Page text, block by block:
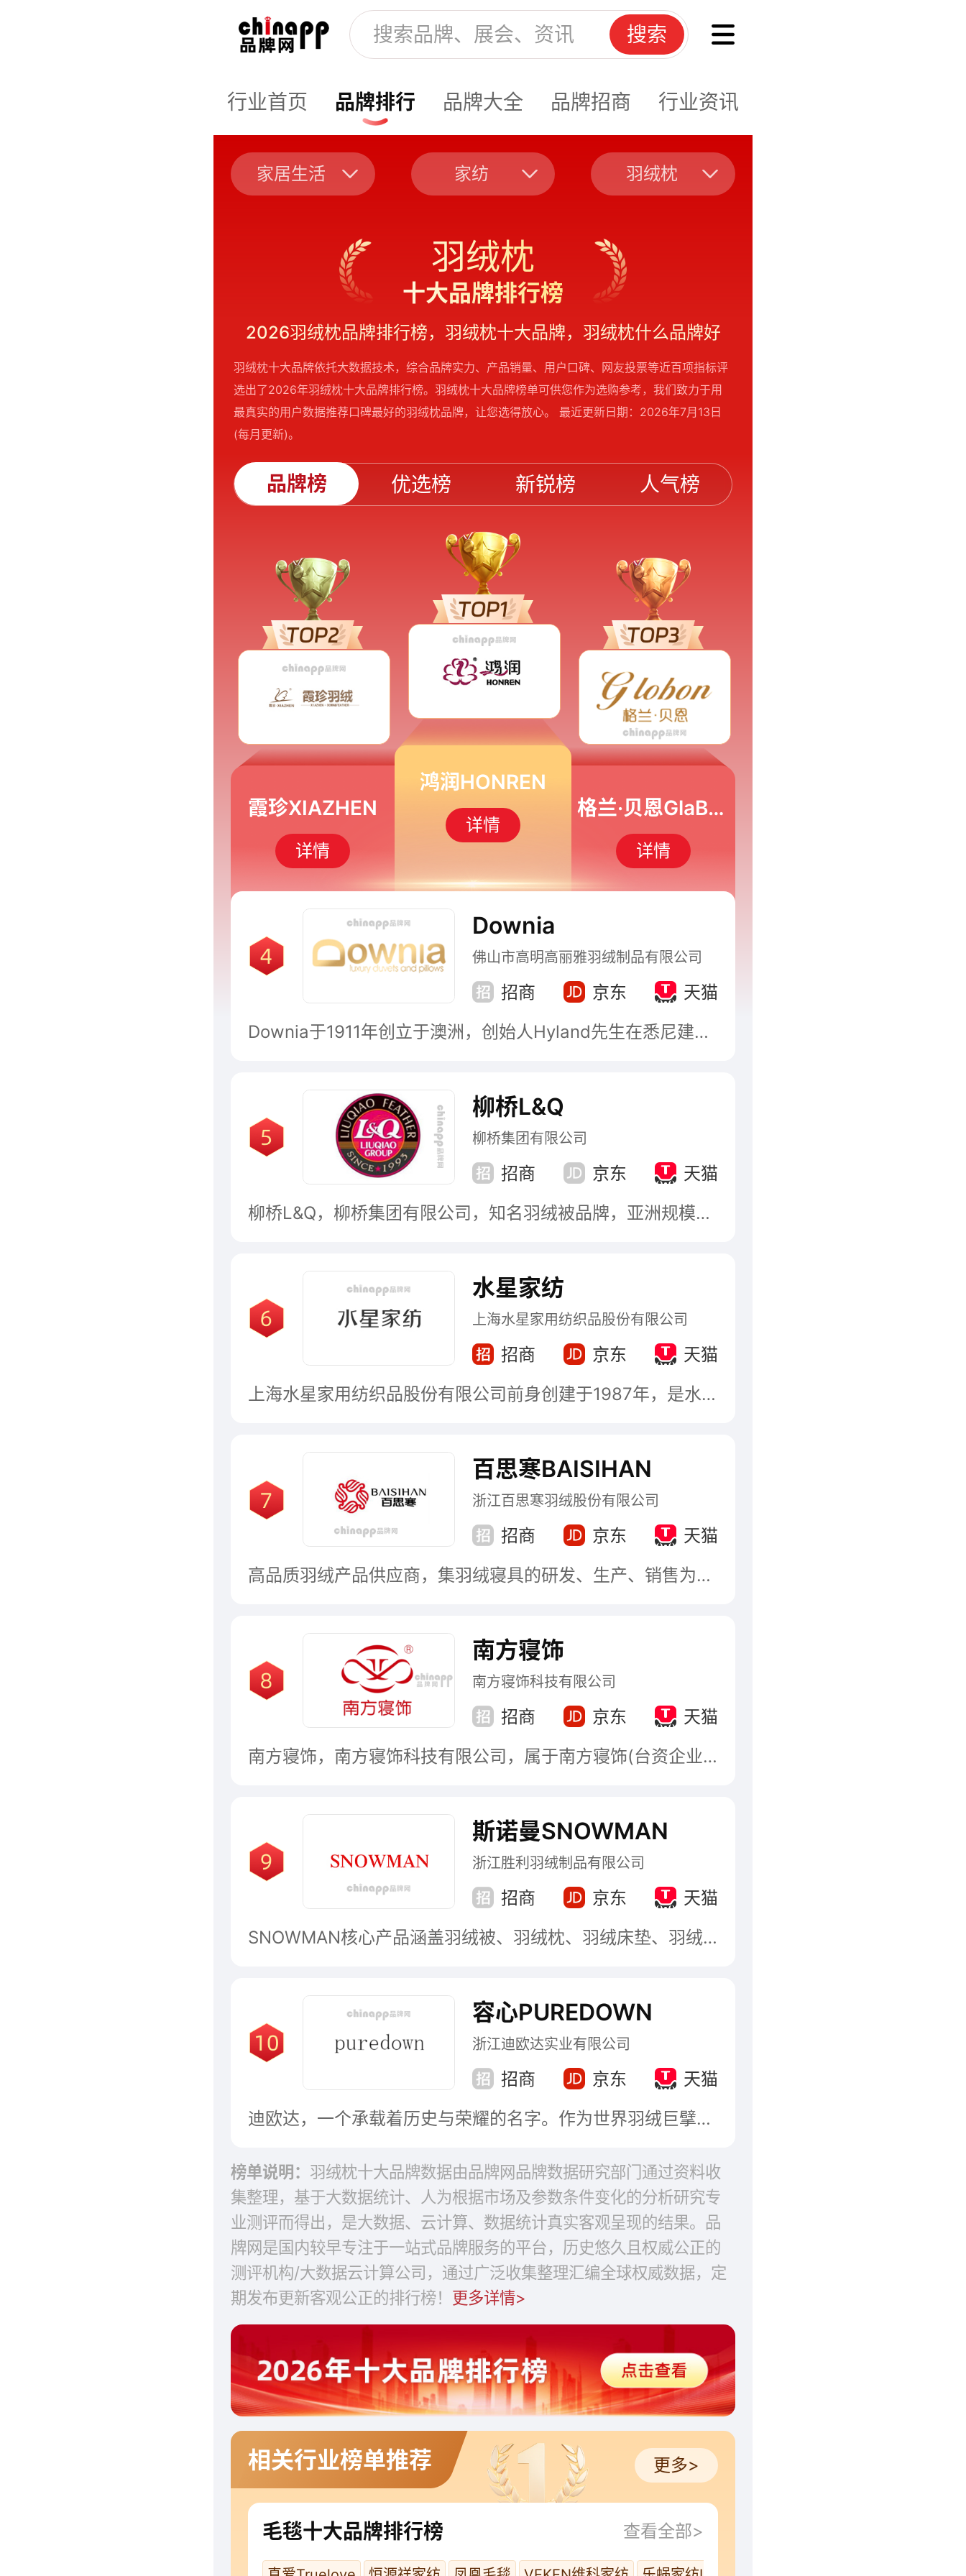
搜索
行业首页 品牌排行 品牌大全 品牌招商 行业资讯
羽绒枕
十大品牌排行榜
2026羽绒枕品牌排行榜，羽绒枕十大品牌，羽绒枕什么品牌好
羽绒枕十大品牌依托大数据技术，综合品牌实力、产品销量、用户口碑、网友投票等近百项指标评
选出了2026年羽绒枕十大品牌排行榜。羽绒枕十大品牌榜单可供您作为选购参考，我们致力于用
最真实的用户数据推荐口碑最好的羽绒枕品牌，让您选得放心。 最近更新日期：2026年7月13日
(每月更新)。
品牌榜 优选榜 新锐榜 人气榜
家居生活 家纺 羽绒枕
霞珍XIAZHEN
详情
鸿润HONREN
详情
格兰·贝恩GlaBan
详情
Downia
佛山市高明高丽雅羽绒制品有限公司
招商 京东
天猫
Downia于1911年创立于澳洲，创始人Hyland先生在悉尼建立了澳洲羽毛加工厂。随后成立了AFM（AustraliaFeatherMills）公司并创立了Downia品牌，至今已有百年历史
柳桥L&Q
柳桥集团有限公司
招商 京东
天猫
柳桥L&Q，柳桥集团有限公司，知名羽绒被品牌，亚洲规模较大的羽绒加工基地，以羽绒产业为主的多元化、跨地区发展的大型企业集团
水星家纺
上海水星家用纺织品股份有限公司
招商 京东
天猫
上海水星家用纺织品股份有限公司前身创建于1987年，是水星控股集团下属主要成员企业，中国现代家纺业的重要奠基者。公司秉承着“让家人睡个好觉”的企业使命，“好被芯 选水星”的品牌主张，致力于通过“智造睡眠”理念为消费者提供兼顾「舒适与美学」的健康睡眠床品，经过三十多年的发展，已经成为集研发、设计、生产、销售于一体，专业化，多品牌的现代化企业，综合实力居行业领先地位。
百思寒BAISIHAN
浙江百思寒羽绒股份有限公司
招商 京东
天猫
高品质羽绒产品供应商，集羽绒寝具的研发、生产、销售为一体企业，其研发的羽绒睡眠系统在业内较为有名百思寒羽绒产品原料均精选自我国东北原生态散养鹅鸭羽绒，北纬44°-46°松花江流域是我国的“黄金羽绒带”，水草丰茂且自然气候寒冷，低密度散养鹅鸭在天然寒冷环境中自然进化出高品质的羽绒，绒朵洁白抗寒，保暖效果好
南方寝饰
南方寝饰科技有限公司
招商 京东
天猫
南方寝饰，南方寝饰科技有限公司，属于南方寝饰(台资企业)，创始于1981年，国内较大的喜庆床品色彩研发基地，针对25-45都市女性需求研制销售家纺产品的综合性企业。
斯诺曼SNOWMAN
浙江胜利羽绒制品有限公司
招商 京东
天猫
SNOWMAN核心产品涵盖羽绒被、羽绒枕、羽绒床垫、羽绒毯等床上用品，斯诺曼凭借专业的生产实力和严苛的品质把控，在全球高端羽绒制品市场占据重要地位，产品既覆盖普通消费者的高品质需求，也满足高端圈层的奢华消费诉求。
容心PUREDOWN
浙江迪欧达实业有限公司
招商 京东
天猫
迪欧达，一个承载着历史与荣耀的名字。作为世界羽绒巨擘柳桥集团历时多年核心打造的羽绒品牌之一，迪欧达为奠定柳桥集团在国际羽绒市场的领导地位一直孜孜以求
榜单说明： 羽绒枕十大品牌数据由品牌网品牌数据研究部门通过资料收
集整理，基于大数据统计、人为根据市场及参数条件变化的分析研究专
业测评而得出，是大数据、云计算、数据统计真实客观呈现的结果。品
牌网是国内较早专注于一站式品牌服务的平台，历史悠久且权威公正的
测评机构/大数据云计算公司，通过广泛收集整理汇编全球权威数据，定
期发布更新客观公正的排行榜！ 更多详情>
相关行业榜单推荐 更多>
毛毯十大品牌排行榜 查看全部>